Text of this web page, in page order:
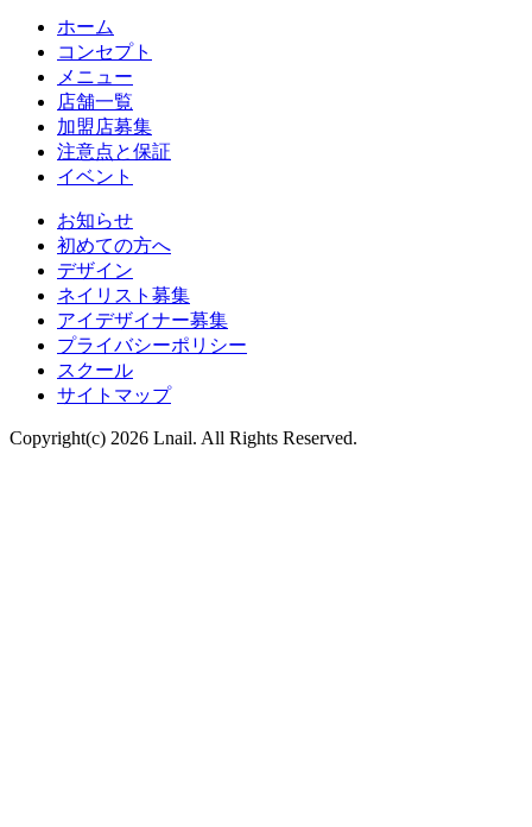
ホーム
コンセプト
メニュー
店舗一覧
加盟店募集
注意点と保証
イベント
お知らせ
初めての方へ
デザイン
ネイリスト募集
アイデザイナー募集
プライバシーポリシー
スクール
サイトマップ
Copyright(c) 2026 Lnail. All Rights Reserved.